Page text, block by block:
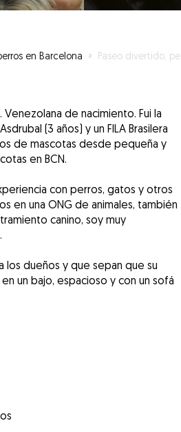
en Barcelona » Paseo divertido, perro feliz
de nacimiento. Fui la
(3 años) y un FILA Brasilera
de mascotas desde pequeña y
en BCN.
con perros, gatos y otros
en una ONG de animales, también
canino, soy muy
dueños y que sepan que su
un bajo, espacioso y con un sofá